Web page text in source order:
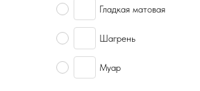
Гладкая матовая
Шагрень
Муар